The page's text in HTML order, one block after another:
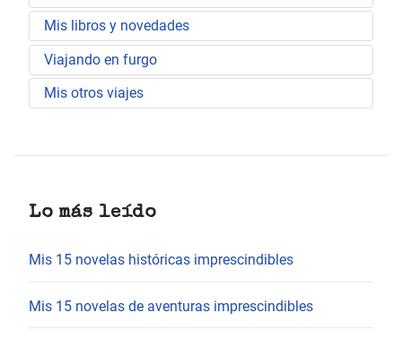
Mis libros y novedades
Viajando en furgo
Mis otros viajes
Lo más leído
Mis 15 novelas históricas imprescindibles
Mis 15 novelas de aventuras imprescindibles